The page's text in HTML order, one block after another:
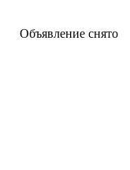
Объявление снято